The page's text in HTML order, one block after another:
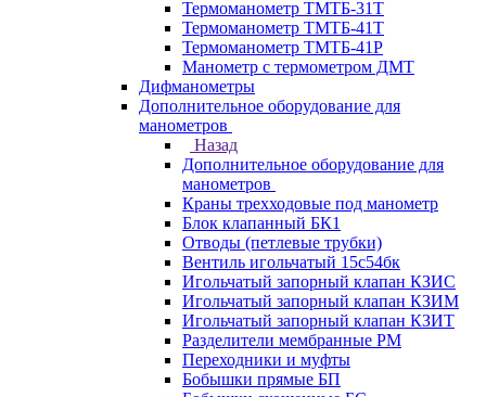
Термоманометр ТМТБ-31Т
Термоманометр ТМТБ-41Т
Термоманометр ТМТБ-41Р
Манометр с термометром ДМТ
Дифманометры
Дополнительное оборудование для
манометров
Назад
Дополнительное оборудование для
манометров
Краны трехходовые под манометр
Блок клапанный БК1
Отводы (петлевые трубки)
Вентиль игольчатый 15с54бк
Игольчатый запорный клапан КЗИС
Игольчатый запорный клапан КЗИМ
Игольчатый запорный клапан КЗИТ
Разделители мембранные РМ
Переходники и муфты
Бобышки прямые БП